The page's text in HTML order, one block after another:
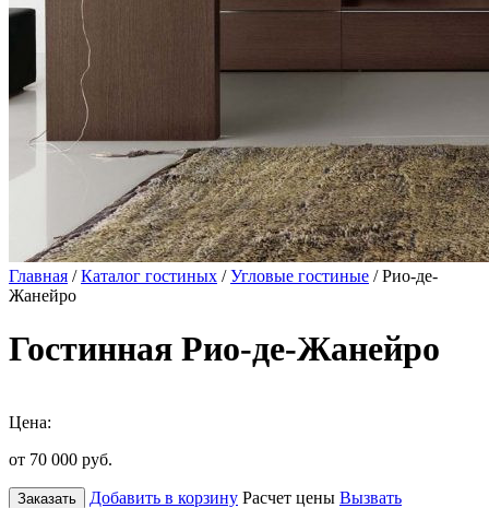
Главная /Каталог гостиных /Угловые гостиные / Рио-де-
Жанейро
Гостинная Рио-де-Жанейро
Цена:
от 70 000 руб.
Заказать Добавить в корзину Расчет цены Вызвать